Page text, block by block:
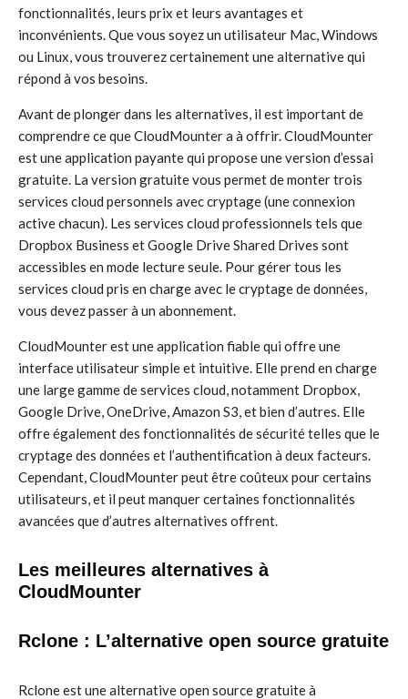
fonctionnalités, leurs prix et leurs avantages et
inconvénients. Que vous soyez un utilisateur Mac, Windows
ou Linux, vous trouverez certainement une alternative qui
répond à vos besoins.
Avant de plonger dans les alternatives, il est important de
comprendre ce que CloudMounter a à offrir. CloudMounter
est une application payante qui propose une version d’essai
gratuite. La version gratuite vous permet de monter trois
services cloud personnels avec cryptage (une connexion
active chacun). Les services cloud professionnels tels que
Dropbox Business et Google Drive Shared Drives sont
accessibles en mode lecture seule. Pour gérer tous les
services cloud pris en charge avec le cryptage de données,
vous devez passer à un abonnement.
CloudMounter est une application fiable qui offre une
interface utilisateur simple et intuitive. Elle prend en charge
une large gamme de services cloud, notamment Dropbox,
Google Drive, OneDrive, Amazon S3, et bien d’autres. Elle
offre également des fonctionnalités de sécurité telles que le
cryptage des données et l’authentification à deux facteurs.
Cependant, CloudMounter peut être coûteux pour certains
utilisateurs, et il peut manquer certaines fonctionnalités
avancées que d’autres alternatives offrent.
Les meilleures alternatives à
CloudMounter
Rclone : L’alternative open source gratuite
Rclone est une alternative open source gratuite à